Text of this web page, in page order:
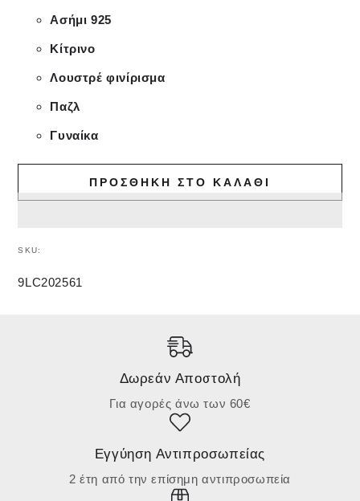
Ασήμι 925
Κίτρινο
Λουστρέ φινίρισμα
Παζλ
Γυναίκα
ΠΡΟΣΘΉΚΗ ΣΤΟ ΚΑΛΆΘΙ
SKU:
9LC202561
Δωρεάν Αποστολή
Για αγορές άνω των 60€
Εγγύηση Αντιπροσωπείας
2 έτη από την επίσημη αντιπροσωπεία